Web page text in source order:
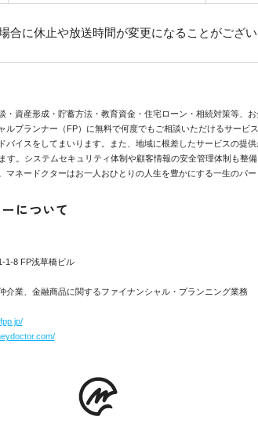
に休止や放送時間が変更になることがござい
・資産形成・貯蓄方法・教育資金・住宅ローン・相続対策等、
ルプランナー（FP）に無料で何度でもご相談いただけるサービ
バイスをしてまいります。また、地域に根差したサービスの提
す。システムセキュリティ体制や顧客情報の安全管理体制も整
マネードクターはお一人おひとりの人生を豊かにする一生のパー
について
1-8 FP浅草橋ビル
介業、金融商品に関するファイナンシャル・プランニング業務